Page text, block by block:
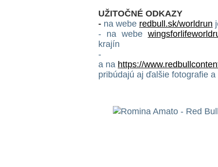
UŽITOČNÉ ODKAZY
- na webe redbull.sk/worldrun
- na webe
krajín
-
a na https://
pribúdajú aj ďalšie fotografie a